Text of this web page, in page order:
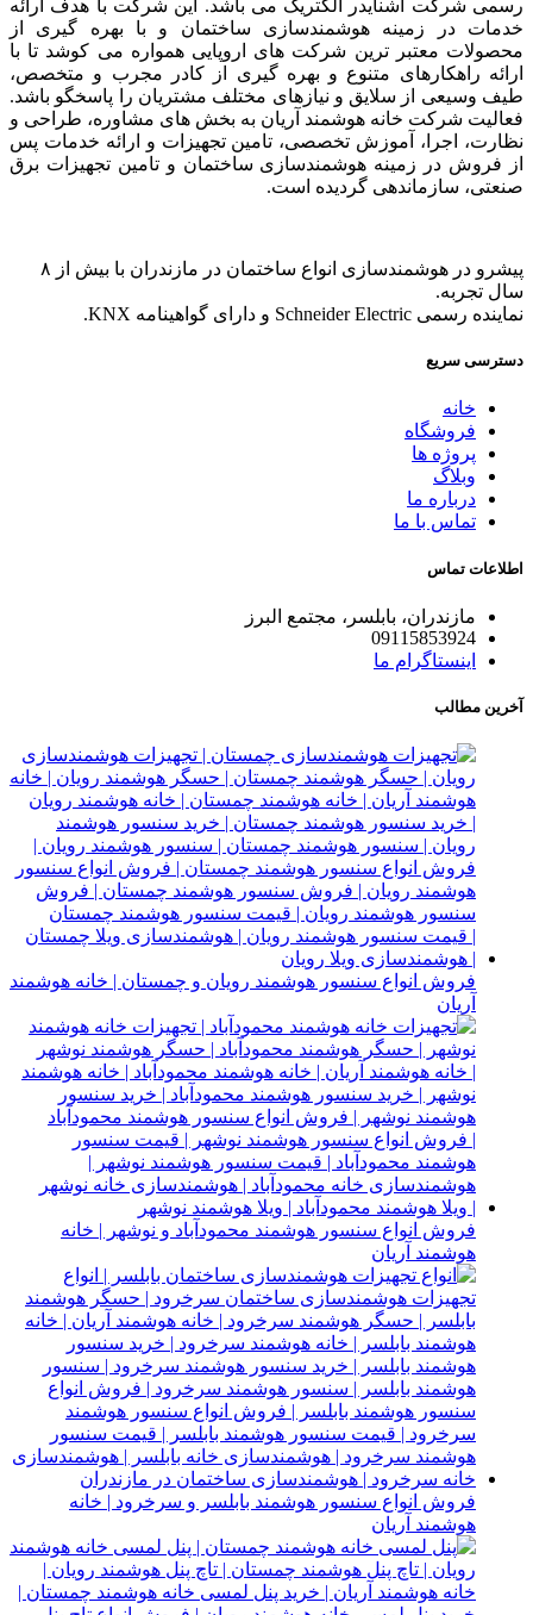
رسمی شرکت اشنایدر الکتریک می باشد. این شرکت با هدف ارائه
خدمات در زمینه هوشمندسازی ساختمان و با بهره گیری از
محصولات معتبر ترین شرکت های اروپایی همواره می کوشد تا با
ارائه راهکار‌های متنوع و بهره گیری از کادر مجرب و متخصص،
طیف وسیعی از سلایق و نیاز‌های مختلف مشتریان را پاسخگو باشد.
فعالیت شرکت خانه هوشمند آریان به بخش های مشاوره، طراحی و
نظارت، اجرا، آموزش تخصصی، تامین تجهیزات و ارائه خدمات پس
از فروش در زمینه هوشمندسازی ساختمان و تامین تجهیزات برق
صنعتی، سازماندهی گردیده است.
پیشرو در هوشمندسازی انواع ساختمان در مازندران با بیش از ۸
سال تجربه.
نماینده رسمی Schneider Electric و دارای گواهینامه KNX.
دسترسی سریع
خانه
فروشگاه
پروژه ها
وبلاگ
درباره ما
تماس با ما
اطلاعات تماس
مازندران، بابلسر، مجتمع البرز
09115853924
اینستاگرام ما
آخرین مطالب
فروش انواع سنسور هوشمند رویان و چمستان | خانه هوشمند
آریان
فروش انواع سنسور هوشمند محمودآباد و نوشهر | خانه
هوشمند آریان
فروش انواع سنسور هوشمند بابلسر و سرخرود | خانه
هوشمند آریان